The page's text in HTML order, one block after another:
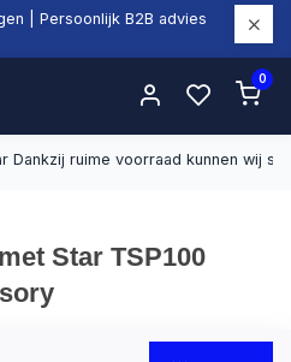
| Persoonlijk B2B advies
0
Dankzij ruime voorraad kunnen wij
Star TSP100